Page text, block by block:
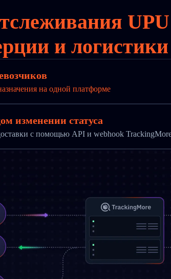
и логистики
на одной платформе
изменении статуса
с помощью API и webhook